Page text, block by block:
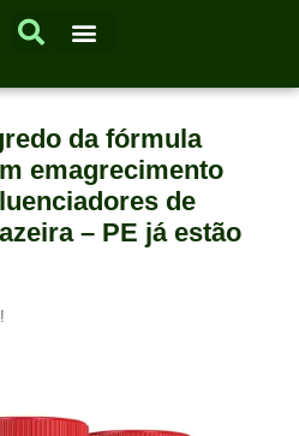
da fórmula
emagrecimento
de
– PE já estão